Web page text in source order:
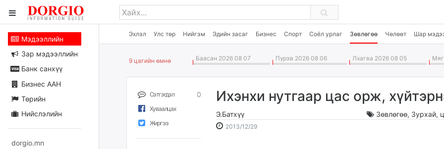
Эхлэл Улс төр Нийгэм Эдийн засаг Бизнес Спорт Соёл урлаг Зөвлөгөө Чөлөөт Шар
Мэдээллийн
Зар мэдээллийн
Банк санхүү
Бизнес ААН
Төрийн
Нийслэлийн
dorgio.mn
9 цагийн өмнө Баасан 2026 08 07 Пүрэв 2026 08 06 Лхагва 2026 08 05
Сэтгэгдэл 0
Хуваалцах
Жиргээ
Ихэнхи нутгаар цас орж,
Э.Батхүү Зөвлөгөө, Зурхай,
2013/12/292013-
2026-